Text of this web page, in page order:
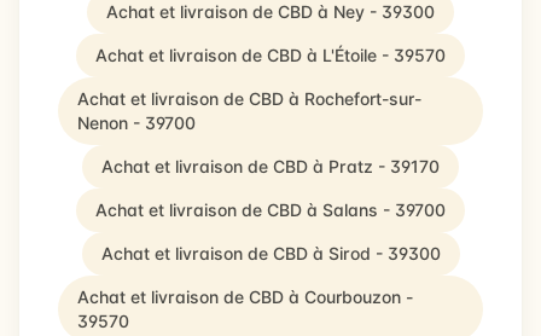
Achat et livraison de CBD à Ney - 39300
Achat et livraison de CBD à L'Étoile - 39570
Achat et livraison de CBD à Rochefort-sur-
Nenon - 39700
Achat et livraison de CBD à Pratz - 39170
Achat et livraison de CBD à Salans - 39700
Achat et livraison de CBD à Sirod - 39300
Achat et livraison de CBD à Courbouzon -
39570